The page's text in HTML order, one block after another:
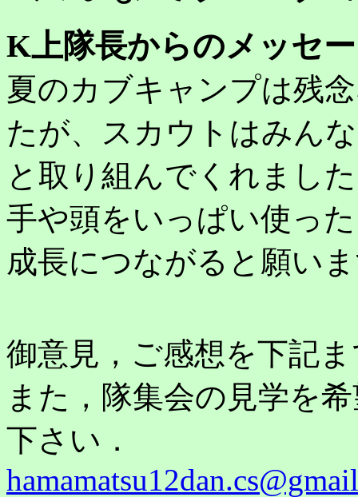
K上隊長からのメッセ
夏のカブキャンプは残
たが、スカウトはみん
と取り組んでくれまし
手や頭をいっぱい使っ
成長につながると願い
御意見，ご感想を下記
また，隊集会の見学を
下さい．